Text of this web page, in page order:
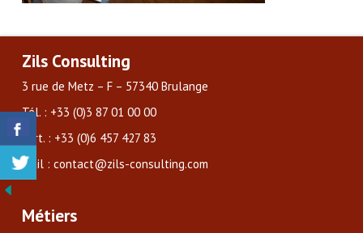
Zils Consulting
3 rue de Metz – F – 57340 Brulange
Tél. : +33 (0)3 87 01 00 00
Port. : +33 (0)6 457 427 83
Mail : contact@zils-consulting.com
Métiers